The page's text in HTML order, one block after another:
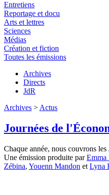
Entretiens
Reportage et docu
Arts et lettres
Sciences
Médias
Création et fiction
Toutes les émissions
Archives
Directs
JdR
Archives > Actus
Journées de
Chaque année, nous couvrons
Une émission produite parEmma
Zébina, Youenn Mandon et Lyna